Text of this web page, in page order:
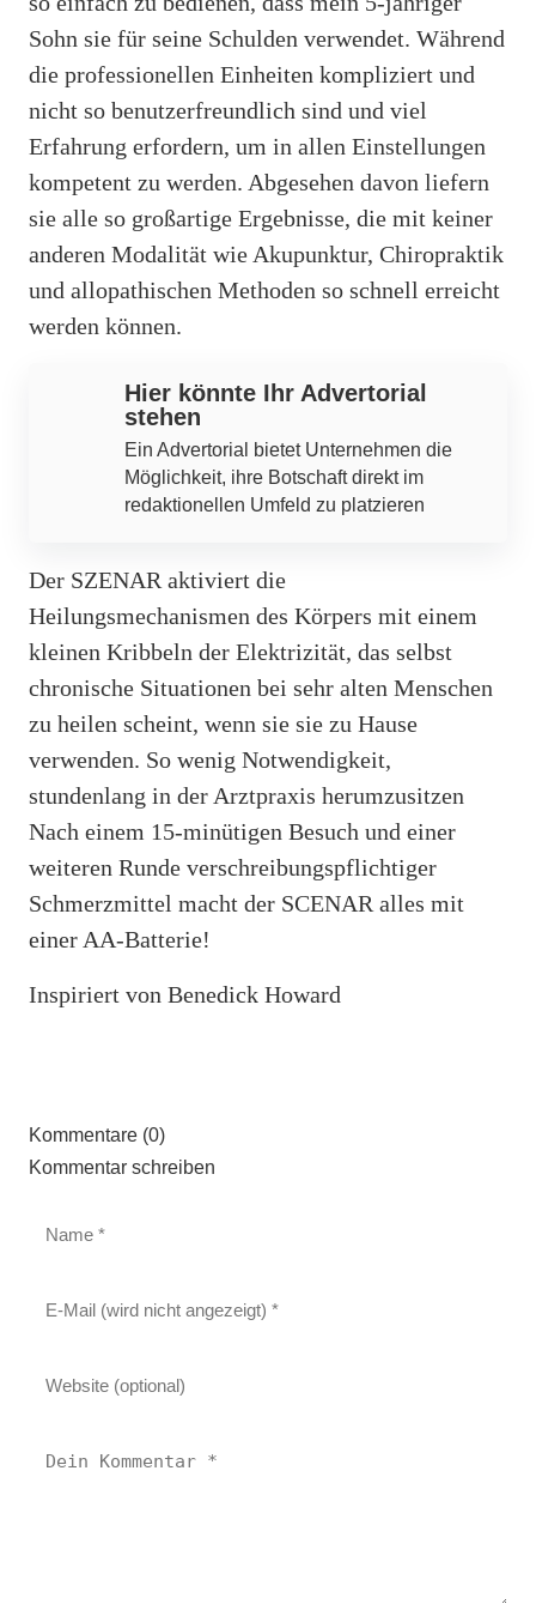
Sohn sie für seine Schulden verwendet. Während
die professionellen Einheiten kompliziert und
nicht so benutzerfreundlich sind und viel
Erfahrung erfordern, um in allen Einstellungen
kompetent zu werden. Abgesehen davon liefern
sie alle so großartige Ergebnisse, die mit keiner
anderen Modalität wie Akupunktur, Chiropraktik
und allopathischen Methoden so schnell erreicht
werden können.
Hier könnte Ihr Advertorial
stehen
Ein Advertorial bietet Unternehmen die
Möglichkeit, ihre Botschaft direkt im
redaktionellen Umfeld zu platzieren
Der SZENAR aktiviert die
Heilungsmechanismen des Körpers mit einem
kleinen Kribbeln der Elektrizität, das selbst
chronische Situationen bei sehr alten Menschen
zu heilen scheint, wenn sie sie zu Hause
verwenden. So wenig Notwendigkeit,
stundenlang in der Arztpraxis herumzusitzen
Nach einem 15-minütigen Besuch und einer
weiteren Runde verschreibungspflichtiger
Schmerzmittel macht der SCENAR alles mit
einer AA-Batterie!
Inspiriert von Benedick Howard
Kommentare (0)
Kommentar schreiben